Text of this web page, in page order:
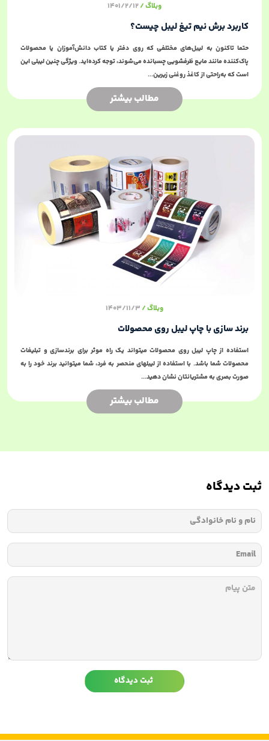
وبلاگ 1401/2/12
کاربرد برش نیم تیغ لیبل چیست؟
حتما تاکنون به لیبل‌های مختلفی که روی دفتر یا کتاب دانش‌آموزان یا محصولات
پاک‌کننده مانند مایع ظرفشویی چسبانده می‌شوند، توجه کرده‌اید. ویژگی چنین لیبلی این
است که به‌راحتی از کاغذ روغنی زیرین...
مطالب بیشتر
وبلاگ 1403/11/3
برند سازی با چاپ لیبل روی محصولات
استفاده از چاپ لیبل روی محصولات میتواند یک راه موثر برای برندسازی و تبلیغات
محصولات شما باشد. با استفاده از لیبلهای منحصر به فرد، شما میتوانید برند خود را به
صورت بصری به مشتریانتان نشان دهید...
مطالب بیشتر
ثبت دیدگاه